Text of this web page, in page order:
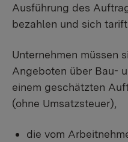
Ausführung des
bezahlen und sich
Unternehmen müssen
Angeboten über Bau-
einem geschätzten
(ohne Umsatzsteuer),
die vom